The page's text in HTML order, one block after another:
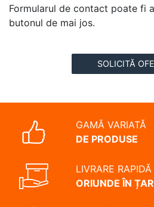
Formularul de contact poate fi
butonul de mai jos.
SOLICITĂ
GAMĂ VARIATĂ
DE PRODUSE
LIVRARE RAPIDĂ
ORIUNDE ÎN